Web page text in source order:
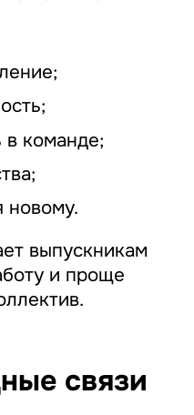
в команде;
новому.
выпускникам
и проще
связи